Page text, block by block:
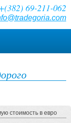
69-211-062
стоимость в евро